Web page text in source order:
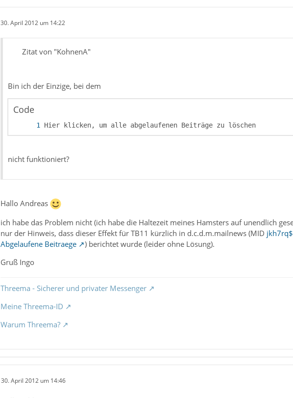
30. April 2012 um 14:22
Zitat von "KohnenA"
Bin ich der Einzige, bei dem
Code
Hier klicken, um alle abgelaufenen Beiträge zu löschen
nicht funktioniert?
Hallo Andreas
ich habe das Problem nicht (ich habe die Haltezeit meines Hamsters auf unendlich
nur der Hinweis, dass dieser Effekt für TB11 kürzlich in d.c.d.m.mailnews (MID
Abgelaufene Beitraege
) berichtet wurde (leider ohne Lösung).
Gruß Ingo
Threema - Sicherer und privater Messenger
Meine Threema-ID
Warum Threema?
30. April 2012 um 14:46